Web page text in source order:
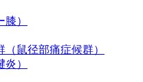
）
鼠径部痛症候群）
）